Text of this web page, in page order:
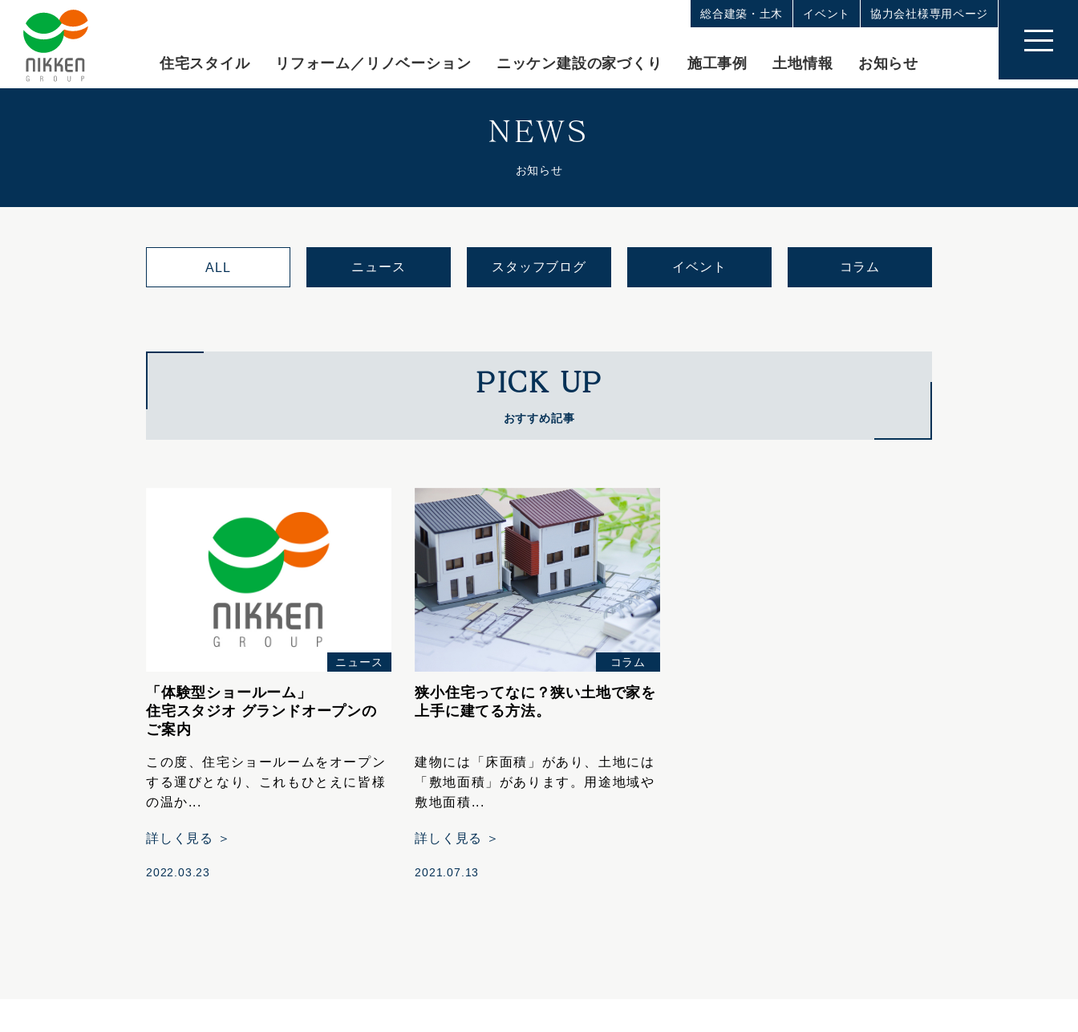
総合建築・土木 イベント 協力会社様専用ページ
住宅スタイル リフォーム／リノベーション ニッケン建設の家づくり 施工事例 土地情報 お知らせ
NEWS
お知らせ
ALL ニュース スタッフブログ イベント コラム
PICK UP
おすすめ記事
ニュース
「体験型ショールーム」
住宅スタジオ グランドオープンの
ご案内
この度、住宅ショールームをオープン
する運びとなり、これもひとえに皆様
の温か...
詳しく見る ＞
2022.03.23
コラム
狭小住宅ってなに？狭い土地で家を
上手に建てる方法。
建物には「床面積」があり、土地には
「敷地面積」があります。用途地域や
敷地面積...
詳しく見る ＞
2021.07.13